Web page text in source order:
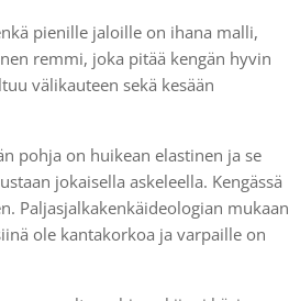
pienille jaloille on ihana malli,
remmi, joka pitää kengän hyvin
välikauteen sekä kesään
pohja on huikean elastinen ja se
jokaisella askeleella. Kengässä
Paljasjalkakenkäideologian mukaan
ole kantakorkoa ja varpaille on